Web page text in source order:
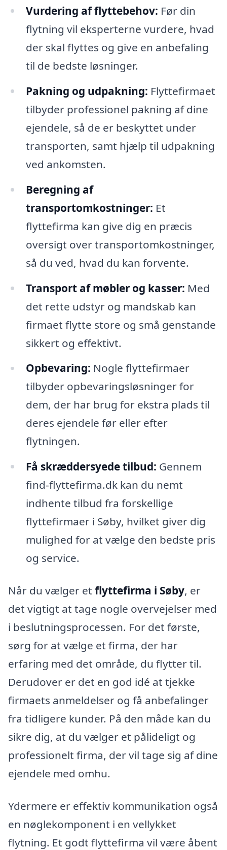
Vurdering af flyttebehov: Før din
flytning vil eksperterne vurdere, hvad
der skal flyttes og give en anbefaling
til de bedste løsninger.
Pakning og udpakning: Flyttefirmaet
tilbyder professionel pakning af dine
ejendele, så de er beskyttet under
transporten, samt hjælp til udpakning
ved ankomsten.
Beregning af
transportomkostninger: Et
flyttefirma kan give dig en præcis
oversigt over transportomkostninger,
så du ved, hvad du kan forvente.
Transport af møbler og kasser: Med
det rette udstyr og mandskab kan
firmaet flytte store og små genstande
sikkert og effektivt.
Opbevaring: Nogle flyttefirmaer
tilbyder opbevaringsløsninger for
dem, der har brug for ekstra plads til
deres ejendele før eller efter
flytningen.
Få skræddersyede tilbud: Gennem
find-flyttefirma.dk kan du nemt
indhente tilbud fra forskellige
flyttefirmaer i Søby, hvilket giver dig
mulighed for at vælge den bedste pris
og service.
Når du vælger et flyttefirma i Søby, er
det vigtigt at tage nogle overvejelser med
i beslutningsprocessen. For det første,
sørg for at vælge et firma, der har
erfaring med det område, du flytter til.
Derudover er det en god idé at tjekke
firmaets anmeldelser og få anbefalinger
fra tidligere kunder. På den måde kan du
sikre dig, at du vælger et pålideligt og
professionelt firma, der vil tage sig af dine
ejendele med omhu.
Ydermere er effektiv kommunikation også
en nøglekomponent i en vellykket
flytning. Et godt flyttefirma vil være åbent